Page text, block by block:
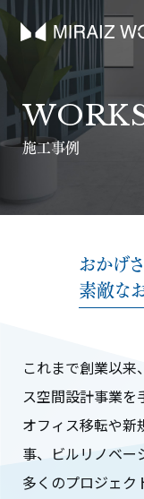
施工事例
おかげ
素敵な
これまで創業以来
ス空間設計事業を
オフィス移転や新
事、ビルリノベー
多くのプロジェク